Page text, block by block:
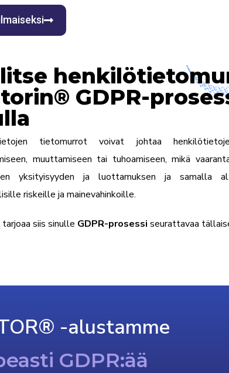
GDPR-
tietomurrot voivat johtaa
muuttamiseen tai tuhoamiseen, mikä
yksityisyyden ja luottamuksen ja samalla
riskeille ja mainevahinkoille.
tarjoaa siis sinulle GDPR-prosessi seurattavaa
-alustamme
GDPR:ää